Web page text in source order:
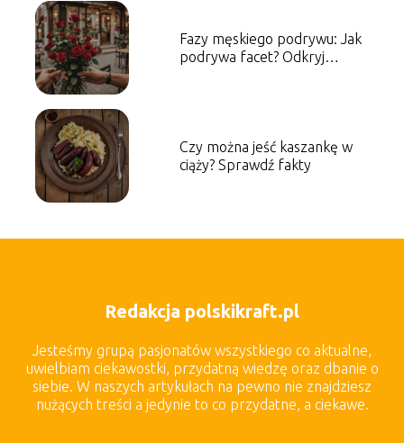
Fazy męskiego podrywu: Jak
podrywa facet? Odkryj
Czy można jeść kaszankę w
ciąży? Sprawdź fakty
Redakcja polskikraft.pl
Jesteśmy grupą pasjonatów wszystkiego co aktualne,
uwielbiam ciekawostki, przydatną wiedzę oraz dbanie o
siebie. W naszych artykułach na pewno nie znajdziesz
nużących treści a jedynie to co przydatne, a ciekawe.